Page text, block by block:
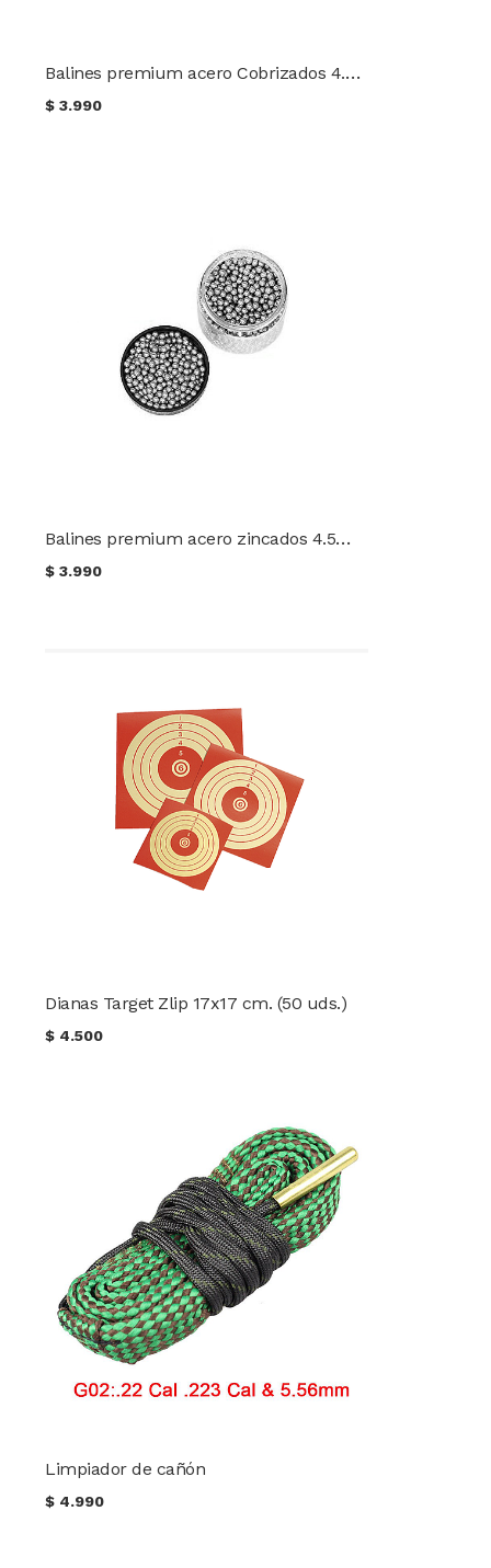
Balines premium acero Cobrizados 4.5mm TEC 500 unidades
$3.990
Balines premium acero zincados 4.5mm TEC 500 unidades
$3.990
Dianas Target Zlip 17x17 cm. (50 uds.)
$ 4.500
Limpiador de cañón
$ 4.990